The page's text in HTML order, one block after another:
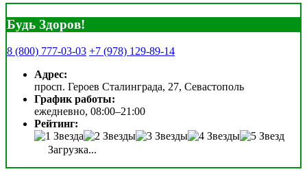
Будь Здоров!
8 (800) 777-03-03 +7 (978) 129-89-14
Адрес:
просп. Героев Сталинграда, 27, Севастополь
График работы:
ежедневно, 08:00–21:00
Рейтинг:
Загрузка...